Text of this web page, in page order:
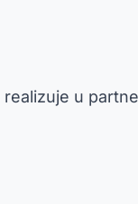
realizuje u